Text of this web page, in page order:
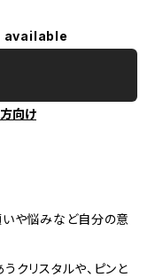
向け
いや悩みなど自分の意
クリスタルや、ピンと